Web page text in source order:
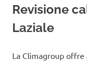
Revisione
Laziale
La Climagroup